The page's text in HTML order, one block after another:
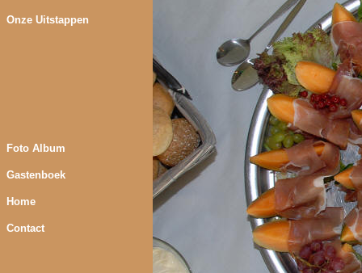
Onze Uitstappen
Foto Album
Gastenboek
Home
Contact